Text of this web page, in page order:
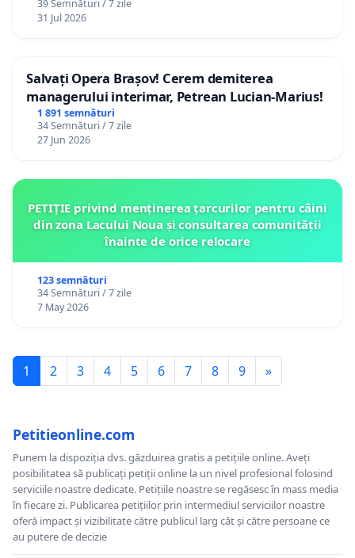
12 ani
39 Semnături / 7 zile
31 Jul 2026
Salvați Opera Brașov! Cerem demiterea
managerului interimar, Petrean Lucian-Marius!
1 891 semnături
34 Semnături / 7 zile
27 Jun 2026
PETIȚIE privind menținerea țarcurilor pentru câini
din zona Lacului Noua și consultarea comunității
înainte de orice relocare
123 semnături
34 Semnături / 7 zile
7 May 2026
1 2 3 4 5 6 7 8 9 »
Petitieonline.com
Punem la dispoziția dvs. găzduirea gratis a petițiile online. Aveți
posibilitatea să publicați petiții online la un nivel profesional folosind
serviciile noastre dedicate. Petițiile noastre se regăsesc în mass media
în fiecare zi. Publicarea petițiilor prin intermediul serviciilor noastre
oferă impact și vizibilitate către publicul larg cât și către persoane ce
au putere de decizie